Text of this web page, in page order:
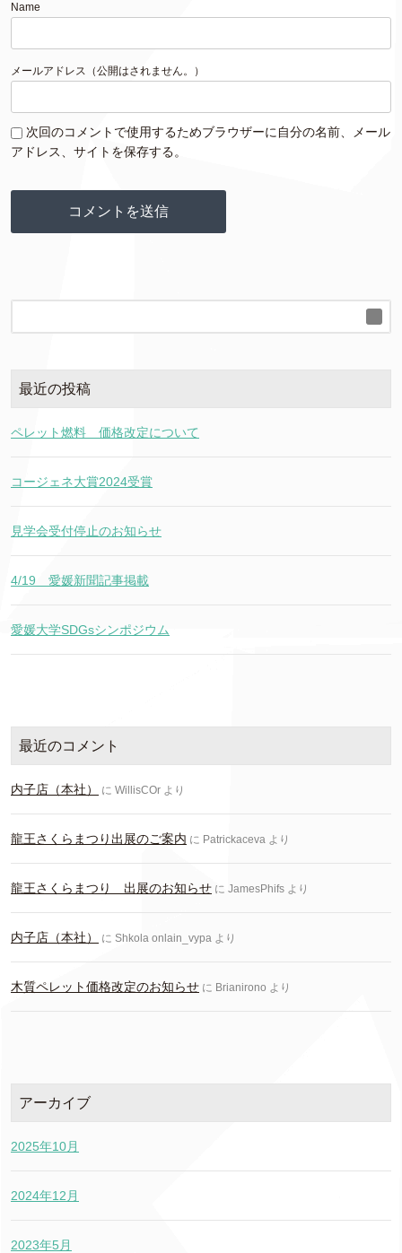
Name
メールアドレス（公開はされません。）
次回のコメントで使用するためブラウザーに自分の名前、メール
アドレス、サイトを保存する。
最近の投稿
ペレット燃料 価格改定について
コージェネ大賞2024受賞
見学会受付停止のお知らせ
4/19 愛媛新聞記事掲載
愛媛大学SDGsシンポジウム
最近のコメント
内子店（本社） に WillisCOr より
龍王さくらまつり出展のご案内 に Patrickaceva より
龍王さくらまつり 出展のお知らせ に JamesPhifs より
内子店（本社） に Shkola onlain_vypa より
木質ペレット価格改定のお知らせ に Brianirono より
アーカイブ
2025年10月
2024年12月
2023年5月